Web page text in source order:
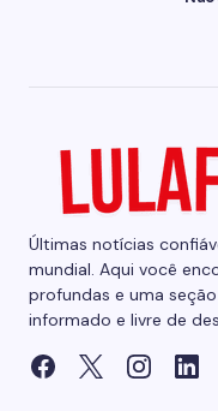
Últimas notícias
mundial. Aqui você
profundas e uma
informado e livre de